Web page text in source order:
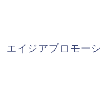
エイジアプロモーシ